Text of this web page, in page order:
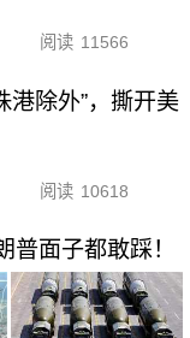
阅读 11566
港除外”，撕开美
阅读 10618
面子都敢踩！